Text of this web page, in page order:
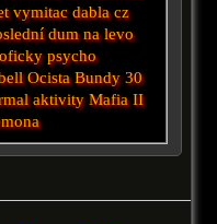
vymitac dabla cz
dum na levo
psycho
Ocista Bundy 30
aktivity Mafia II